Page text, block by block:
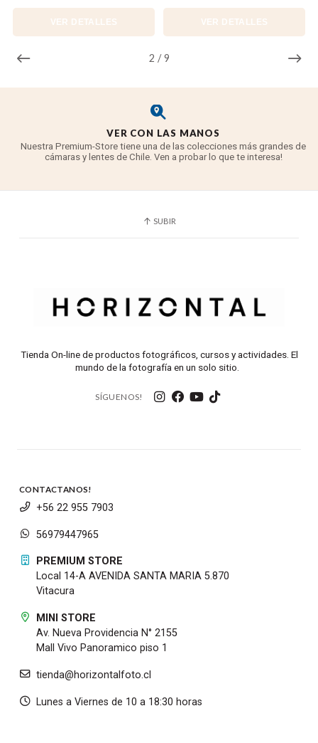
2 / 9
VER DETALLES VER DETALLES
VER CON LAS MANOS
Nuestra Premium-Store tiene una de las colecciones más grandes de
cámaras y lentes de Chile. Ven a probar lo que te interesa!
SUBIR
Tienda On-line de productos fotográficos, cursos y actividades. El
mundo de la fotografía en un solo sitio.
SÍGUENOS!
CONTACTANOS!
+56 22 955 7903
56979447965
PREMIUM STORE
Local 14-A AVENIDA SANTA MARIA 5.870
Vitacura
MINI STORE
Av. Nueva Providencia N° 2155
Mall Vivo Panoramico piso 1
tienda@horizontalfoto.cl
Lunes a Viernes de 10 a 18:30 horas